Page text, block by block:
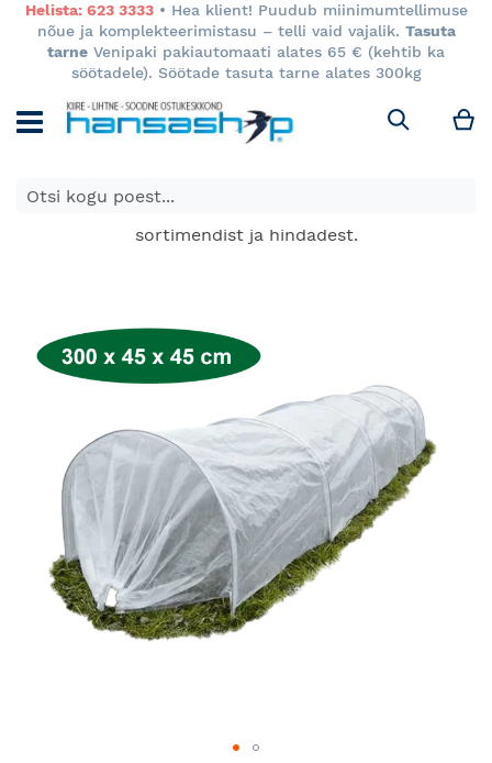
Helista: 623 3333• Hea klient! Puudub miinimumtellimuse
nõue ja komplekteerimistasu – telli vaid vajalik. Tasuta
tarne Venipaki pakiautomaati alates 65 € (kehtib ka
söötadele). Söötade tasuta tarne alates 300kg
Otsi
E-poes kuvatavad toodete hinnad kehtivad ainult e-
poes ja võivad erineda Keila ja Tartu poodide
sortimendist ja hindadest.
end